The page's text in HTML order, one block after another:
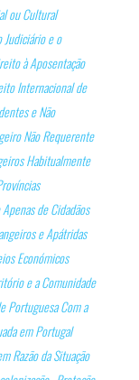
ou Cultural
Judiciário e o
à Aposentação
Internacional de
e Não
Não Requerente
Habitualmente
de Cidadãos
e Apátridas
Económicos
e a Comunidade
Portuguesa Com a
em Portugal
Razão da Situação